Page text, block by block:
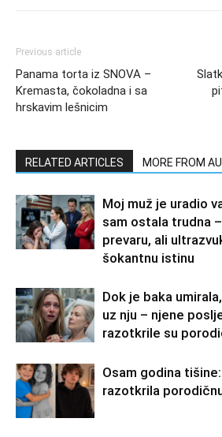
Previous article
Panama torta iz SNOVA –
Kremasta, čokoladna i sa
hrskavim lešnicim
RELATED ARTICLES MORE FROM
Moj muž je uradio
sam ostala trudna
prevaru, ali
šokantnu istinu
Dok je baka
uz nju – njene
razotkrile su
Osam godina
razotkrila